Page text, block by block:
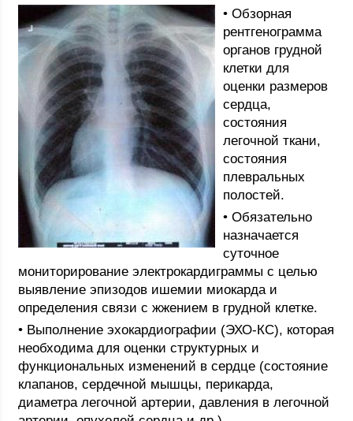
• Обзорная
рентгенограмма
органов грудной
клетки для
оценки размеров
сердца,
состояния
легочной ткани,
состояния
плевральных
полостей.
• Обязательно
назначается
суточное
мониторирование электрокардиграммы с целью
выявление эпизодов ишемии миокарда и
определения связи с жжением в грудной клетке.
• Выполнение эхокардиографии (ЭХО-КС), которая
необходима для оценки структурных и
функциональных изменений в сердце (состояние
клапанов, сердечной мышцы, перикарда,
диаметра легочной артерии, давления в легочной